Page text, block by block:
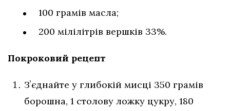
100 грамів масла;
200 мілілітрів вершків 33%.
Покроковий рецепт
Зʼєднайте у глибокій мисці 350 грамів
борошна, 1 столову ложку цукру, 180